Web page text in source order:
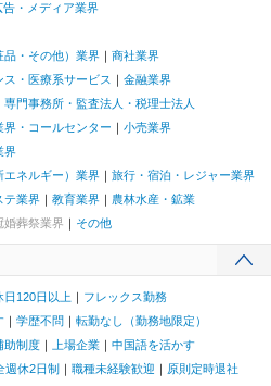
・メディア業界
品・その他）業界
商社業界
・医療系サービス
金融業界
門事務所・監査法人・税理士法人
界・コールセンター
小売業界
界
エネルギー）業界
旅行・宿泊・レジャー業界
テ業界 教育業界
農林水産・鉱業
婚葬祭業界 その他
日120日以上
フレックス勤務
学歴不問
転勤なし（勤務地限定）
助制度 上場企業
中国語を活かす
週休2日制 職種未経験歓迎 原則定時退社